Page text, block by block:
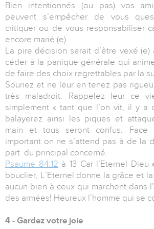
Bien intentionnés (ou pas) vos
peuvent s’empêcher de vous
critiquer ou de vous responsabiliser
encore marié (e).
La pire décision serait d’être vexé
céder à la panique générale qui
de faire des choix regrettables par la
Souriez et ne leur en tenez pas
très maladroit. Rappelez leur ce
simplement « tant que l’on vit, il y a
balayerez ainsi les piques et
main et tous seront confus.
important on ne s’attend pas à de la
part du principal concerné.
Psaume 84:12 à 13 Car l’Eternel
bouclier, L’Eternel donne la grâce et
aucun bien à ceux qui marchent dans
des armées! Heureux l’homme qui se
4 - Gardez votre joie